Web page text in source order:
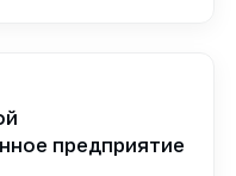
предприятие